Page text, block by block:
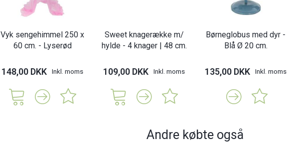
Vyk sengehimmel 250 x
60 cm. - Lyserød
148,00 DKK Inkl. moms
Sweet knagerække m/
hylde - 4 knager | 48 cm.
109,00 DKK Inkl. moms
Børneglobus med dyr -
Blå Ø 20 cm.
135,00 DKK Inkl. moms
Andre købte også